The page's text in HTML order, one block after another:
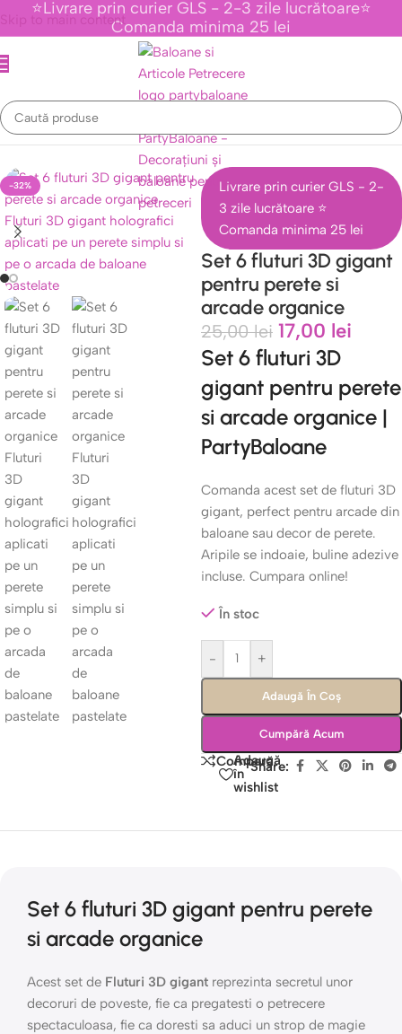
Skip to main content
⭐Livrare prin curier GLS - 2-3 zile lucrătoare⭐
Comanda minima 25 lei
Prima pagină/Stickere de perete/Stickere Cu Fluturi
-32%
Livrare prin curier GLS - 2-
3 zile lucrătoare ⭐
Comanda minima 25 lei
Set 6 fluturi 3D gigant
pentru perete si
arcade organice
25,00lei 17,00 lei
Set 6 fluturi 3D
gigant pentru perete
si arcade organice |
PartyBaloane
Comanda acest set de fluturi 3D
gigant, perfect pentru arcade din
baloane sau decor de perete.
Aripile se indoaie, buline adezive
incluse. Cumpara online!
În stoc
- +
Adaugă În Coș
Cumpără Acum
Compară
Adaugă
în
wishlist
Share:
Set 6 fluturi 3D gigant pentru perete
si arcade organice
Acest set de Fluturi 3D gigant reprezinta secretul unor
decoruri de poveste, fie ca pregatesti o petrecere
spectaculoasa, fie ca doresti sa aduci un strop de magie